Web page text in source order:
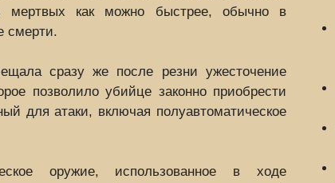
мертвых как можно быстрее, обычно в
смерти.
сразу же после резни ужесточение
позволило убийце законно приобрести
для атаки, включая полуавтоматическое
оружие, использованное в ходе